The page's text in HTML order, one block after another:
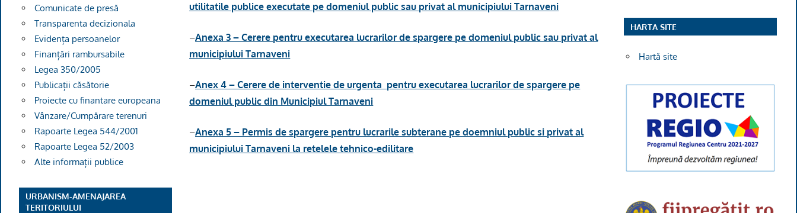
utilitatile publice executate pe domeniul public sau privat al municipiului Tarnaveni
–Anexa 3 – Cerere pentru executarea lucrarilor de spargere pe domeniul public sau privat al
municipiului Tarnaveni
–Anex 4 – Cerere de interventie de urgenta pentru executarea lucrarilor de spargere pe
domeniul public din Municipiul Tarnaveni
–Anexa 5 – Permis de spargere pentru lucrarile subterane pe doemniul public si privat al
municipiului Tarnaveni la retelele tehnico-edilitare
Comunicate de presă
Transparenta decizionala
Evidența persoanelor
Finanțări rambursabile
Legea 350/2005
Publicații căsătorie
Proiecte cu finantare europeana
Vânzare/Cumpărare terenuri
Rapoarte Legea 544/2001
Rapoarte Legea 52/2003
Alte informații publice
URBANISM-AMENAJAREA
TERITORIULUI
HARTA SITE
Hartă site